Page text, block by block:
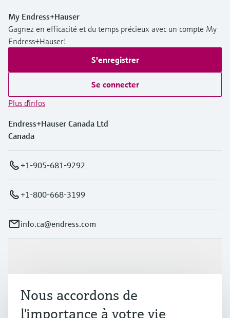
My Endress+Hauser
Gagnez en efficacité et du temps précieux avec un compte My
Endress+Hauser!
S'enregistrer
Se connecter
Plus d'infos
Endress+Hauser Canada Ltd
Canada
+1-905-681-9292
+1-800-668-3199
info.ca@endress.com
Industries
Nous accordons de
l'importance à votre vie